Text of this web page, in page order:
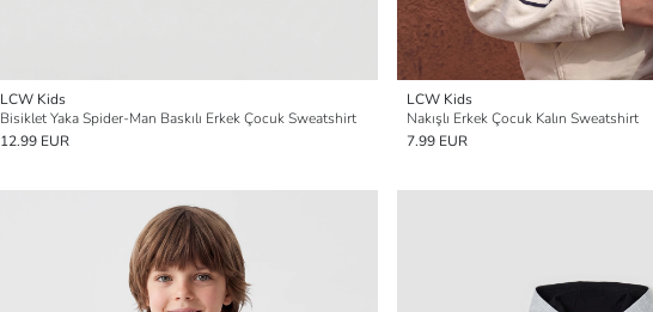
LCW Kids
Bisiklet Yaka Spider-Man Baskılı Erkek Çocuk Sweatshirt
12.99 EUR
LCW Kids
Nakışlı Erkek Çocuk Kalın Sweatshirt
7.99 EUR